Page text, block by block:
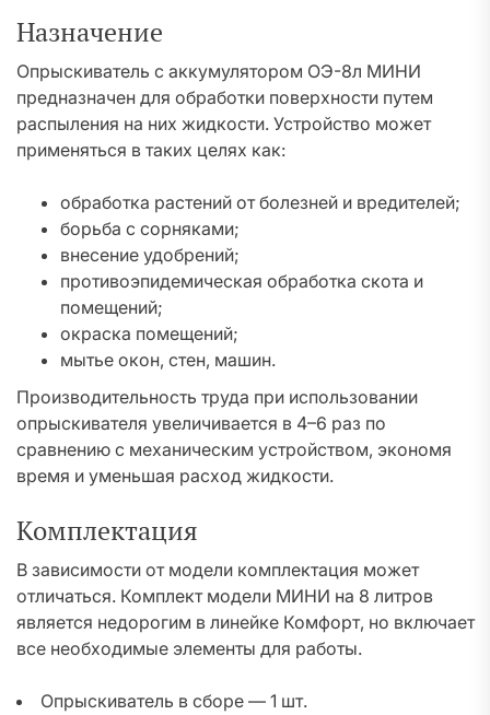
Назначение
Опрыскиватель с аккумулятором ОЭ-8л МИНИ
предназначен для обработки поверхности путем
распыления на них жидкости. Устройство может
применяться в таких целях как:
обработка растений от болезней и вредителей;
борьба с сорняками;
внесение удобрений;
противоэпидемическая обработка скота и
помещений;
окраска помещений;
мытье окон, стен, машин.
Производительность труда при использовании
опрыскивателя увеличивается в 4–6 раз по
сравнению с механическим устройством, экономя
время и уменьшая расход жидкости.
Комплектация
В зависимости от модели комплектация может
отличаться. Комплект модели МИНИ на 8 литров
является недорогим в линейке Комфорт, но включает
все необходимые элементы для работы.
Опрыскиватель в сборе — 1 шт.